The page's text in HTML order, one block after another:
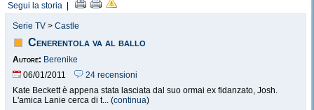
Segui la storia
Serie TV > Castle
Cenerentola va al ballo
Autore: Berenike
06/01/2011
24 recensioni
Kate Beckett è appena stata lasciata dal suo ormai ex fidanzato, Josh.
L'amica Lanie cerca di t... (continua)